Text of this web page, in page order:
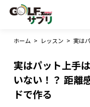
ホーム > レッスン >
実はパット上手
いない！？ 距離
ドで作る